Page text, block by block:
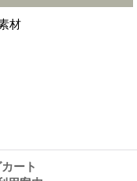
材
ート